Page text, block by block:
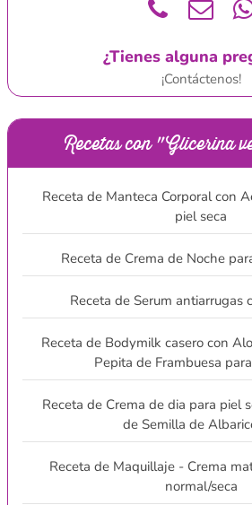
¿Tienes alguna
¡Contáctenos!
Recetas con "Glicerina
Receta de Manteca Corporal con
piel seca
Receta de Crema de Noche
Receta de Serum antiarrugas
Receta de Bodymilk casero con
Pepita de Frambuesa
Receta de Crema de dia para piel
de Semilla de
Receta de Maquillaje - Crema
normal/seca